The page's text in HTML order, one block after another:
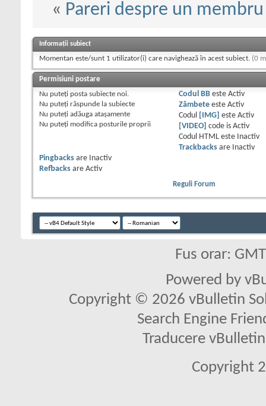
« Pareri despre un
Informații subiect
Momentan este/sunt 1 utilizator(i) care navighează în acest subiect. (0
Permisiuni postare
Nu puteţi posta subiecte noi.
Nu puteţi răspunde la subiecte
Nu puteţi adăuga ataşamente
Nu puteţi modifica posturile proprii
Codul BBeste Activ
Zâmbeteeste Activ
Codul
[IMG] este Activ
[VIDEO]
code is Activ
Codul HTML este
Inactiv
Trackbacksare
Inactiv
Pingbacks are
Inactiv
Refbacks are Activ
Reguli Forum
Fus orar:
Powered by
Copyright © 2026 vBulletin
Search Engine
Traducere
Copyright